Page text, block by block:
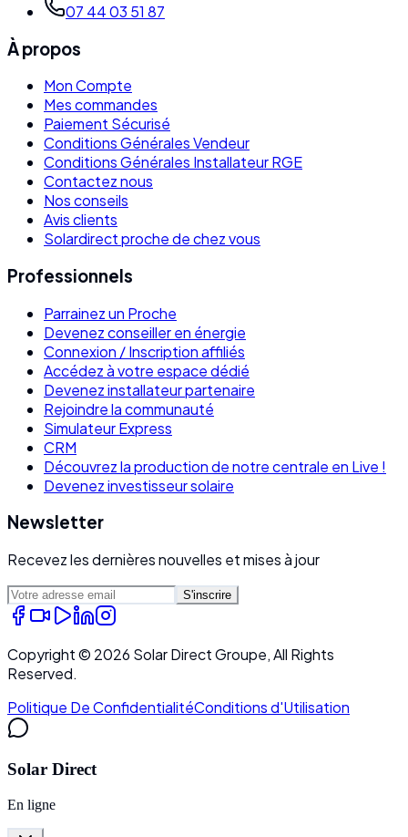
07 44 03 51 87
À propos
Mon Compte
Mes commandes
Paiement Sécurisé
Conditions Générales Vendeur
Conditions Générales Installateur RGE
Contactez nous
Nos conseils
Avis clients
Solardirect proche de chez vous
Professionnels
Parrainez un Proche
Devenez conseiller en énergie
Connexion / Inscription affiliés
Accédez à votre espace dédié
Devenez installateur partenaire
Rejoindre la communauté
Simulateur Express
CRM
Découvrez la production de notre centrale en Live !
Devenez investisseur solaire
Newsletter
Recevez les dernières nouvelles et mises à jour
S'inscrire
Copyright © 2026 Solar Direct Groupe, All Rights
Reserved.
Politique De ConfidentialitéConditions d'Utilisation
Solar Direct
En ligne